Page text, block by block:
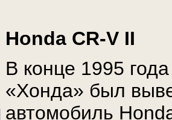
Honda CR-V II
В конце 1995
«Хонда» был
автомобиль